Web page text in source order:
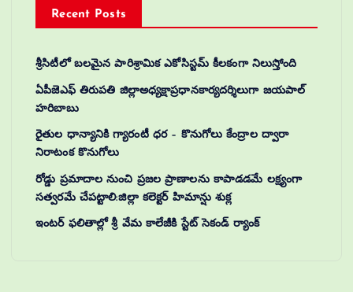
Recent Posts
శ్రీసిటీలో బలమైన పారిశ్రామిక ఎకోసిస్టమ్ కీలకంగా నిలుస్తోంది
ఏపీజెఎఫ్ తిరుపతి జిల్లాఅధ్యక్షాప్రధానకార్యదర్శిలుగా జయపాల్
హరిబాబు
రైతుల ధాన్యానికి గ్యారంటీ ధర – కొనుగోలు కేంద్రాల ద్వారా
నిరాటంక కొనుగోలు
రోడ్డు ప్రమాదాల నుంచి ప్రజల ప్రాణాలను కాపాడడమే లక్ష్యంగా
సత్వరమే చేపట్టాలి:జిల్లా కలెక్టర్‌ హిమాన్షు శుక్ల
ఇంటర్ ఫలితాల్లో శ్రీ వేమ కాలేజీకి స్టేట్ సెకండ్ ర్యాంక్